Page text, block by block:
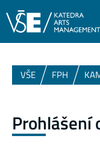
VŠE FPH
Prohlášení